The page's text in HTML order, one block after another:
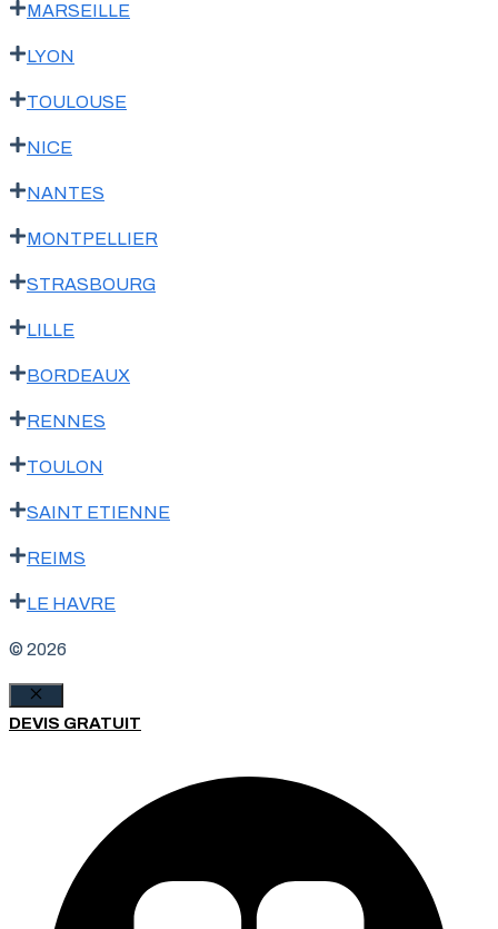
MARSEILLE
LYON
TOULOUSE
NICE
NANTES
MONTPELLIER
STRASBOURG
LILLE
BORDEAUX
RENNES
TOULON
SAINT ETIENNE
REIMS
LE HAVRE
© 2026
Fermer
DEVIS GRATUIT